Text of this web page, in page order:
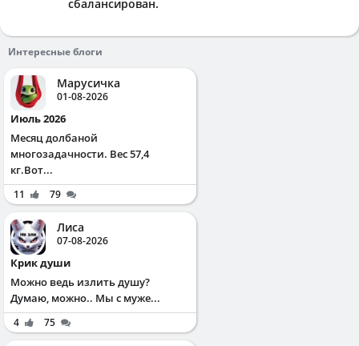
сбалансирован.
Интересные блоги
Марусичка
01-08-2026
Июль 2026
Месяц долбаной
многозадачности. Вес 57,4
кг.Вот...
11 79
Лиса
07-08-2026
Крик души
Можно ведь излить душу?
Думаю, можно.. Мы с муже...
4 75